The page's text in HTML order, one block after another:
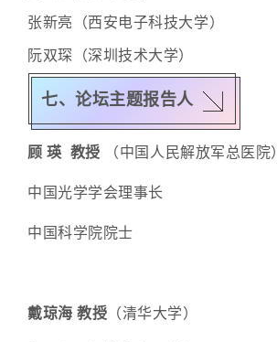
张新亮（西安电子科技大学）
阮双琛（深圳技术大学）
七、论坛主题报告人
顾 瑛 教授 （中国人民解放军总医院）
中国光学学会理事长
中国科学院院士
戴琼海 教授 （清华大学）